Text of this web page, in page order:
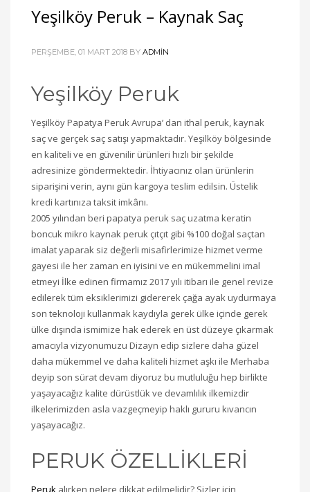
Yeşilköy Peruk – Kaynak Saç
PERŞEMBE, 01 MART 2018 BY ADMIN
Yeşilköy Peruk
Yeşilköy Papatya Peruk Avrupa’ dan ithal peruk, kaynak
saç ve gerçek saç satışı yapmaktadır. Yeşilköy bölgesinde
en kaliteli ve en güvenilir ürünleri hızlı bir şekilde
adresinize göndermektedir. İhtiyacınız olan ürünlerin
siparişini verin, aynı gün kargoya teslim edilsin. Üstelik
kredi kartınıza taksit imkânı.
2005 yılından beri papatya peruk saç uzatma keratin
boncuk mikro kaynak peruk çıtçıt gibi %100 doğal saçtan
imalat yaparak siz değerli misafirlerimize hizmet verme
gayesi ile her zaman en iyisini ve en mükemmelini imal
etmeyi İlke edinen firmamız 2017 yılı itibarı ile genel revize
edilerek tüm eksiklerimizi gidererek çağa ayak uydurmaya
son teknoloji kullanmak kaydıyla gerek ülke içinde gerek
ülke dışında ismimize hak ederek en üst düzeye çıkarmak
amacıyla vizyonumuzu Dizayn edip sizlere daha güzel
daha mükemmel ve daha kaliteli hizmet aşkı ile Merhaba
deyip son sürat devam diyoruz bu mutluluğu hep birlikte
yaşayacağız kalite dürüstlük ve devamlılık ilkemizdir
ilkelerimizden asla vazgeçmeyip haklı gururu kıvancın
yaşayacağız.
PERUK ÖZELLİKLERİ
Peruk alırken nelere dikkat edilmelidir? Sizler için